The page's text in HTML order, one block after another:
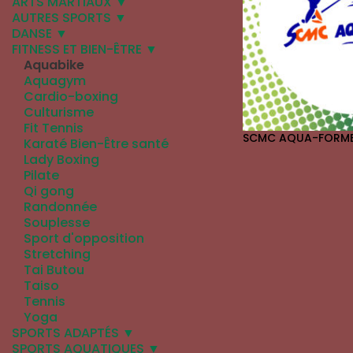
AUTRES SPORTS ▼
DANSE ▼
FITNESS ET BIEN-ÊTRE ▼
Aquabike
Aquagym
Cardio-boxing
Culturisme
Fit Tennis
Karaté Bien-Être santé
Lady Boxing
Pilate
Qi gong
Randonnée
Souplesse
Sport d'opposition
Stretching
Tai Butou
Taiso
Tennis
Yoga
SPORTS ADAPTÉS ▼
SPORTS AQUATIQUES ▼
SCMC AQUA-